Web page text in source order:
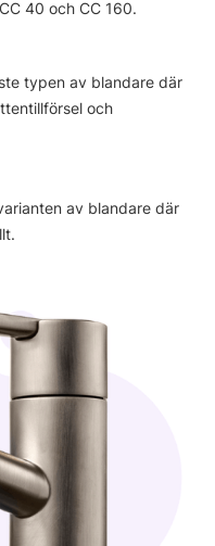
40 och CC 160.
typen av blandare där
och
av blandare där